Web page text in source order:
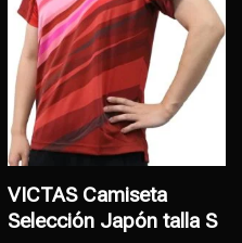
VICTAS Camiseta
Selección Japón talla S